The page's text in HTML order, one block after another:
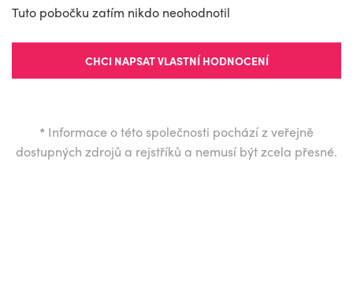
Tuto pobočku zatím nikdo neohodnotil
CHCI NAPSAT VLASTNÍ HODNOCENÍ
* Informace o této společnosti pochází z veřejně
dostupných zdrojů a rejstříků a nemusí být zcela přesné.